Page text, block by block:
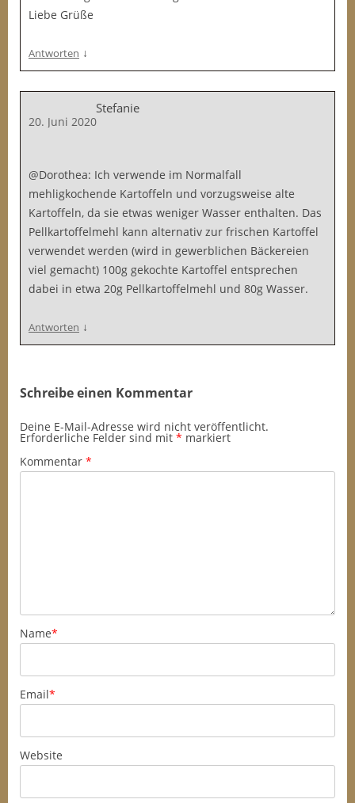
Liebe Grüße
Antworten ↓
Stefanie
20. Juni 2020
@Dorothea: Ich verwende im Normalfall
mehligkochende Kartoffeln und vorzugsweise alte
Kartoffeln, da sie etwas weniger Wasser enthalten. Das
Pellkartoffelmehl kann alternativ zur frischen Kartoffel
verwendet werden (wird in gewerblichen Bäckereien
viel gemacht) 100g gekochte Kartoffel entsprechen
dabei in etwa 20g Pellkartoffelmehl und 80g Wasser.
Antworten ↓
Schreibe einen Kommentar
Deine E-Mail-Adresse wird nicht veröffentlicht.
Erforderliche Felder sind mit * markiert
Kommentar *
Name*
Email*
Website